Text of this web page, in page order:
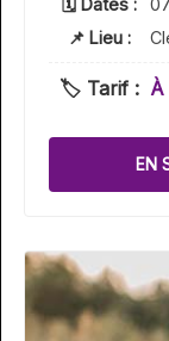
🗓 Dates :
📌 Lieu :
🏷️ Tarif :
EN